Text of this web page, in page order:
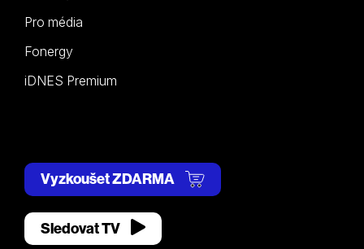
Pro média
Fonergy
iDNES Premium
Vyzkoušet ZDARMA
Sledovat TV